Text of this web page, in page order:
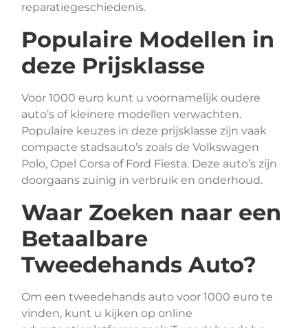
reparatiegeschiedenis.
Populaire Modellen in
deze Prijsklasse
Voor 1000 euro kunt u voornamelijk oudere
auto’s of kleinere modellen verwachten.
Populaire keuzes in deze prijsklasse zijn vaak
compacte stadsauto’s zoals de Volkswagen
Polo, Opel Corsa of Ford Fiesta. Deze auto’s zijn
doorgaans zuinig in verbruik en onderhoud.
Waar Zoeken naar een
Betaalbare
Tweedehands Auto?
Om een tweedehands auto voor 1000 euro te
vinden, kunt u kijken op online